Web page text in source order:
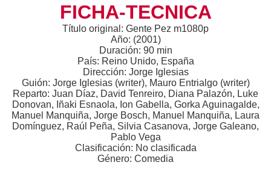
FICHA-TECNICA
Título original: Gente Pez m1080p
Año: (2001)
Duración: 90 min
País: Reino Unido, España
Dirección: Jorge Iglesias
Guión: Jorge Iglesias (writer), Mauro Entrialgo (writer)
Reparto: Juan Díaz, David Tenreiro, Diana Palazón, Luke
Donovan, Iñaki Esnaola, Ion Gabella, Gorka Aguinagalde,
Manuel Manquiña, Jorge Bosch, Manuel Manquiña, Laura
Domínguez, Raúl Peña, Silvia Casanova, Jorge Galeano,
Pablo Vega
Clasificación: No clasificada
Género: Comedia